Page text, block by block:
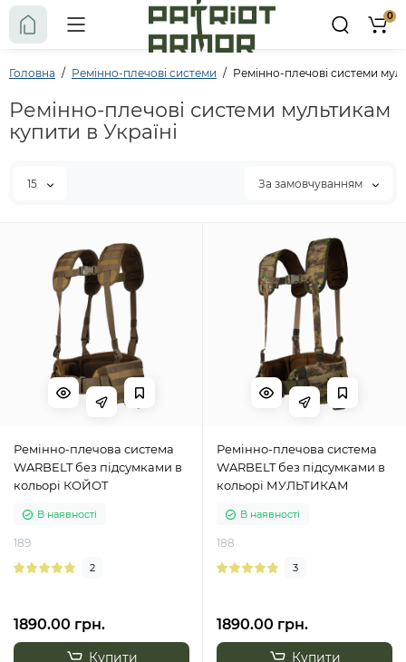
0
Головна Ремінно-плечові системи Ремінно-плечові системи
Ремінно-плечові системи мультикам
купити в Україні
15 За замовчуванням
Ремінно-плечова система
WARBELT без підсумками в
кольорі КОЙОТ
В наявності
189
2
1890.00 грн.
Купити
Ремінно-плечова система
WARBELT без підсумками в
кольорі МУЛЬТИКАМ
В наявності
188
3
1890.00 грн.
Купити